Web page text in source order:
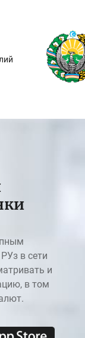
в сети
и
в том